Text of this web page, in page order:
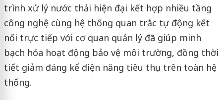
trình xử lý nước thải hiện đại kết hợp nhiều tầng
công nghệ cùng hệ thống quan trắc tự động kết
nối trực tiếp với cơ quan quản lý đã giúp minh
bạch hóa hoạt động bảo vệ môi trường, đồng thời
tiết giảm đáng kể điện năng tiêu thụ trên toàn hệ
thống.